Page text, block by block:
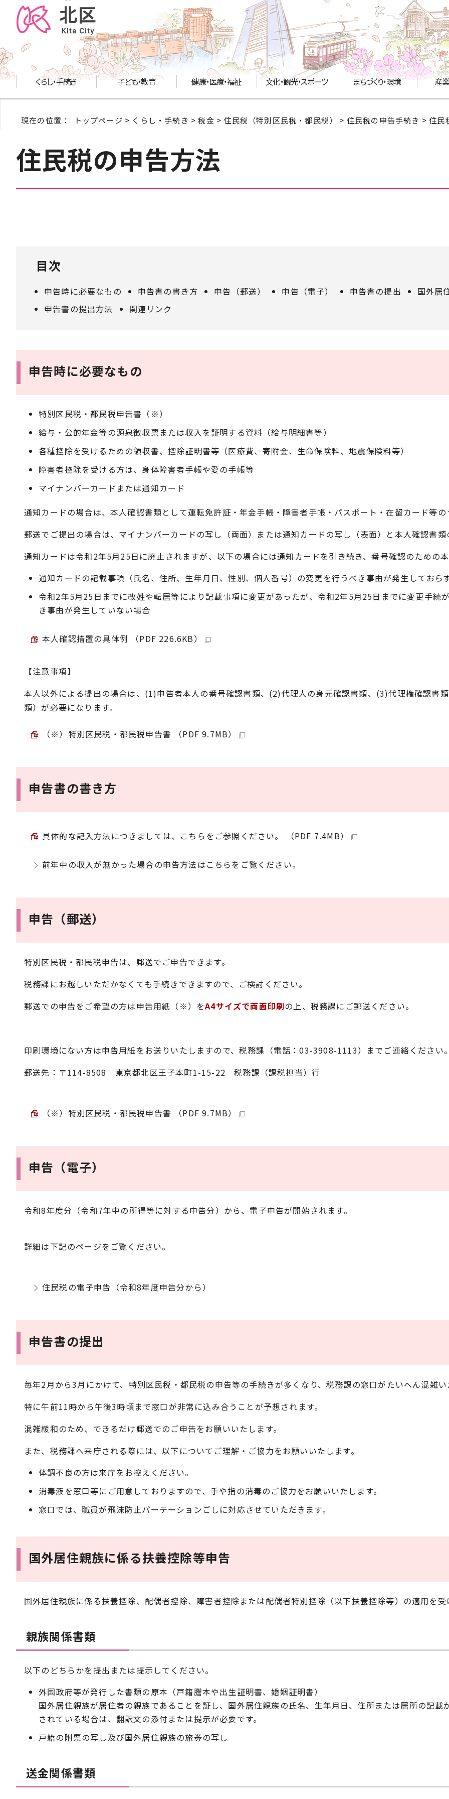
くらし・手続き 子ども・教育 健康・医療・福祉 文化・観光・スポーツ まちづくり・環境 産
現在の位置： トップページ > くらし・手続き >税金 >住民税（特別区民税・都民税） > 住民税の申告手続き > 住民
住民税の申告方法
目次
申告時に必要なもの 申告書の書き方 申告（郵送） 申告（電子） 申告書の提出
国外居
申告書の提出方法
関連リンク
申告時に必要なもの
特別区民税・都民税申告書（※）
給与・公的年金等の源泉徴収票または収入を証明する資料（給与明細書等）
各種控除を受けるための領収書、控除証明書等（医療費、寄附金、生命保険料、地震保険料等）
障害者控除を受ける方は、身体障害者手帳や愛の手帳等
マイナンバーカードまたは通知カード
通知カードの場合は、本人確認書類として運転免許証・年金手帳・障害者手帳・パスポート・在留カード等
郵送でご提出の場合は、マイナンバーカードの写し（両面）または通知カードの写し（表面）と本人確認書
通知カードは令和2年5月25日に廃止されますが、以下の場合には通知カードを引き続き、番号確認のための
通知カードの記載事項（氏名、住所、生年月日、性別、個人番号）の変更を行うべき事由が発生しておら
令和2年5月25日までに改姓や転居等により記載事項に変更があったが、令和2年5月25日までに変更手続
き事由が発生していない場合
本人確認措置の具体例 （PDF 226.6KB）
【注意事項】
本人以外による提出の場合は、(1)申告者本人の番号確認書類、(2)代理人の身元確認書類、(3)代理権確認書
類）が必要になります。
（※）特別区民税・都民税申告書 （PDF 9.7MB）
申告書の書き方
具体的な記入方法につきましては、こちらをご参照ください。 （PDF 7.4MB）
前年中の収入が無かった場合の申告方法はこちらをご覧ください。
申告（郵送）
特別区民税・都民税申告は、郵送でご申告できます。
税務課にお越しいただかなくても手続きできますので、ご検討ください。
郵送での申告をご希望の方は申告用紙（※）をA4サイズで両面印刷の上、税務課にご郵送ください。
印刷環境にない方は申告用紙をお送りいたしますので、税務課（電話：03-3908-1113）までご連絡ください
郵送先：〒114-8508 東京都北区王子本町1-15-22 税務課（課税担当）行
（※）特別区民税・都民税申告書 （PDF 9.7MB）
申告（電子）
令和8年度分（令和7年中の所得等に対する申告分）から、電子申告が開始されます。
詳細は下記のページをご覧ください。
住民税の電子申告（令和8年度申告分から）
申告書の提出
毎年2月から3月にかけて、特別区民税・都民税の申告等の手続きが多くなり、税務課の窓口がたいへん混雑
特に午前11時から午後3時頃まで窓口が非常に込み合うことが予想されます。
混雑緩和のため、できるだけ郵送でのご申告をお願いいたします。
また、税務課へ来庁される際には、以下についてご理解・ご協力をお願いいたします。
体調不良の方は来庁をお控えください。
消毒液を窓口等にご用意しておりますので、手や指の消毒のご協力をお願いいたします。
窓口では、職員が飛沫防止パーテーションごしに対応させていただきます。
国外居住親族に係る扶養控除等申告
国外居住親族に係る扶養控除、配偶者控除、障害者控除または配偶者特別控除（以下扶養控除等）の適用を
親族関係書類
以下のどちらかを提出または提示してください。
外国政府等が発行した書類の原本（戸籍謄本や出生証明書、婚姻証明書）
国外居住親族が居住者の親族であることを証し、国外居住親族の氏名、生年月日、住所または居所の記
されている場合は、翻訳文の添付または提示が必要です。
戸籍の附票の写し及び国外居住親族の旅券の写し
送金関係書類